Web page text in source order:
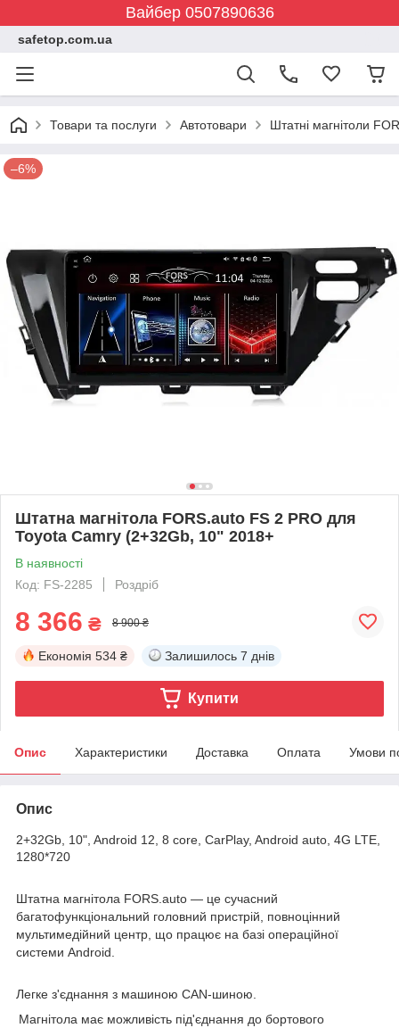
Вайбер 0507890636
safetop.com.ua
Товари та послуги Автотовари Штатні магнітоли
–6%
Штатна магнітола FORS.auto FS 2 PRO для
Toyota Camry (2+32Gb, 10" 2018+
В наявності
Код: FS-2285
Роздріб
8 366 ₴ 8 900 ₴
Економія 534 ₴ Залишилось 7 днів
Купити
Опис Характеристики Доставка Оплата Умови
Опис
2+32Gb, 10", Android 12, 8 core, CarPlay, Android auto, 4G LTE,
1280*720
Штатна магнітола FORS.auto — це сучасний
багатофункціональний головний пристрій, повноцінний
мультимедійний центр, що працює на базі операційної
системи Android.
Легке з'єднання з машиною CAN-шиною.
Магнітола має можливість під'єднання до бортового